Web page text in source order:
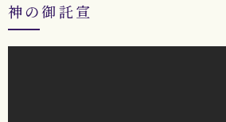
神の御託宣